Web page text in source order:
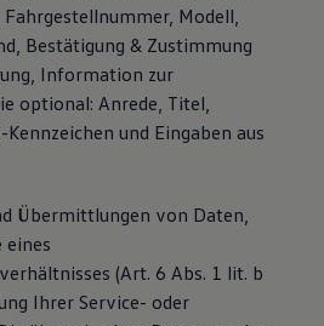
Modell,
Bestätigung & Zustimmung
Information zur
optional: Anrede, Titel,
und Eingaben aus
Übermittlungen von Daten,
eines
(Art. 6 Abs. 1 lit. b
Ihrer Service- oder